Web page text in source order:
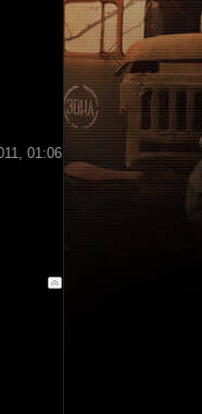
01:06